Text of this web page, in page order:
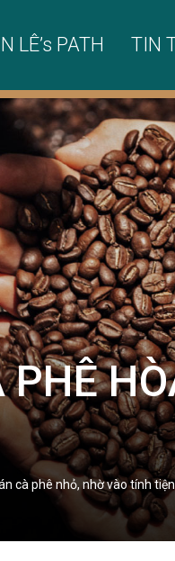
LÊ’s PATH TIN
phê nhỏ, nhờ vào tính tiện